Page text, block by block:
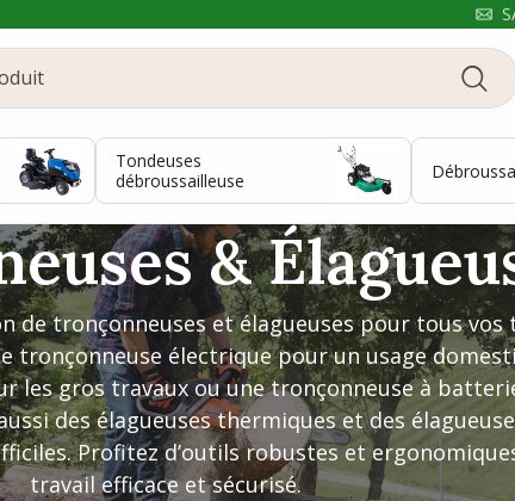
Tondeuses
débroussailleuse
&
de tronçonneuses et élagueuses pour tous vos
tronçonneuse électrique pour un usage
les gros travaux ou une tronçonneuse à
des élagueuses thermiques et des
Profitez d’outils robustes et
travail efficace et sécurisé.